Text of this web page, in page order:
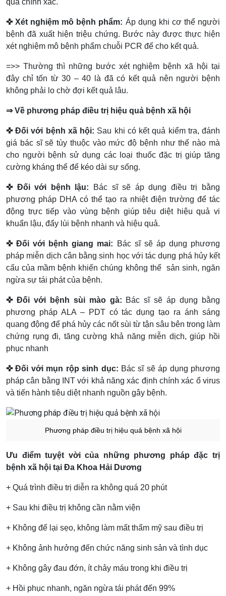
✜ Xét nghiệm mô bệnh phẩm: Áp dụng khi cơ thể người
bệnh đã xuất hiện triệu chứng. Bước này được thực hiện
xét nghiệm mô bệnh phẩm chuỗi PCR để cho kết quả.
=>> Thường thì những bước xét nghiệm bệnh xã hội tại
đây chỉ tốn từ 30 – 40 là đã có kết quả nên người bệnh
không phải lo chờ đợi kết quả lâu.
⇒ Về phương pháp điều trị hiệu quả bệnh xã hội
✜ Đối với bệnh xã hội: Sau khi có kết quả kiểm tra, đánh
giá bác sĩ sẽ tùy thuộc vào mức độ bệnh như thế nào mà
cho người bệnh sử dụng các loại thuốc đặc trị giúp tăng
cường kháng thể để kéo dài sự sống.
✜ Đối với bệnh lậu: Bác sĩ sẽ áp dụng điều trị bằng
phương pháp DHA có thể tạo ra nhiệt điện trường để tác
động trực tiếp vào vùng bệnh giúp tiêu diệt hiệu quả vi
khuẩn lậu, đẩy lùi bệnh nhanh và hiệu quả.
✜ Đối với bệnh giang mai: Bác sĩ sẽ áp dụng phương
pháp miễn dịch cân bằng sinh học với tác dụng phá hủy kết
cấu của mầm bệnh khiến chúng không thể sản sinh, ngăn
ngừa sự tái phát của bệnh.
✜ Đối với bệnh sùi mào gà: Bác sĩ sẽ áp dụng bằng
phương pháp ALA – PDT có tác dụng tạo ra ánh sáng
quang động để phá hủy các nốt sùi từ tận sâu bên trong làm
chứng rụng đi, tăng cường khả năng miễn dịch, giúp hồi
phục nhanh
✜ Đối với mụn rộp sinh dục: Bác sĩ sẽ áp dụng phương
pháp cân bằng INT với khả năng xác định chính xác ổ virus
và tiến hành tiêu diệt nhanh nguồn gây bệnh.
Phương pháp điều trị hiệu quả bệnh xã hội
Ưu điểm tuyệt vời của những phương pháp đặc trị
bệnh xã hội tại Đa Khoa Hải Dương
+ Quá trình điều trị diễn ra không quá 20 phút
+ Sau khi điều trị không cần nằm viện
+ Không để lại sẹo, không làm mất thẩm mỹ sau điều trị
+ Không ảnh hưởng đến chức năng sinh sản và tình dục
+ Không gây đau đớn, ít chảy máu trong khi điều trị
+ Hồi phục nhanh, ngăn ngừa tái phát đến 99%